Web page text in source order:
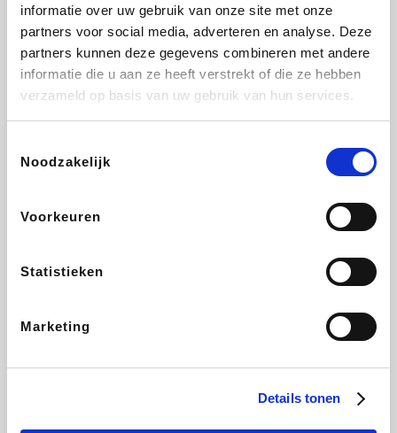
informatie over uw gebruik van onze site met onze
partners voor social media, adverteren en analyse. Deze
partners kunnen deze gegevens combineren met andere
informatie die u aan ze heeft verstrekt of die ze hebben
verzameld op basis van uw gebruik van hun services.
Noodzakelijk
Voorkeuren
Statistieken
Marketing
Details tonen
Weekendesk Sarenza Schiesser Interhome
Lufthansa
CheapTickets.be DeubaXXL